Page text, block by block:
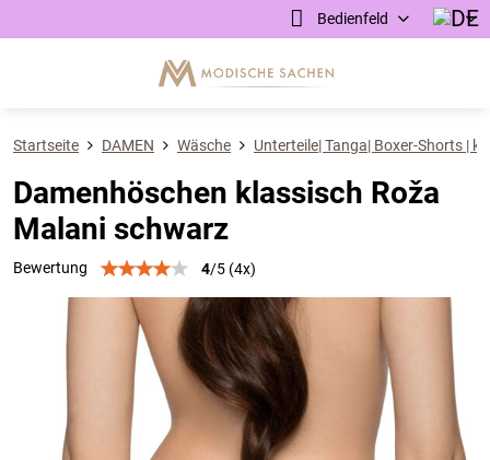
Bedienfeld
Startseite DAMEN Wäsche Unterteile| Tanga| Boxer-Shorts |
Damenhöschen klassisch Roža
Malani schwarz
Bewertung 4/5 (4x)